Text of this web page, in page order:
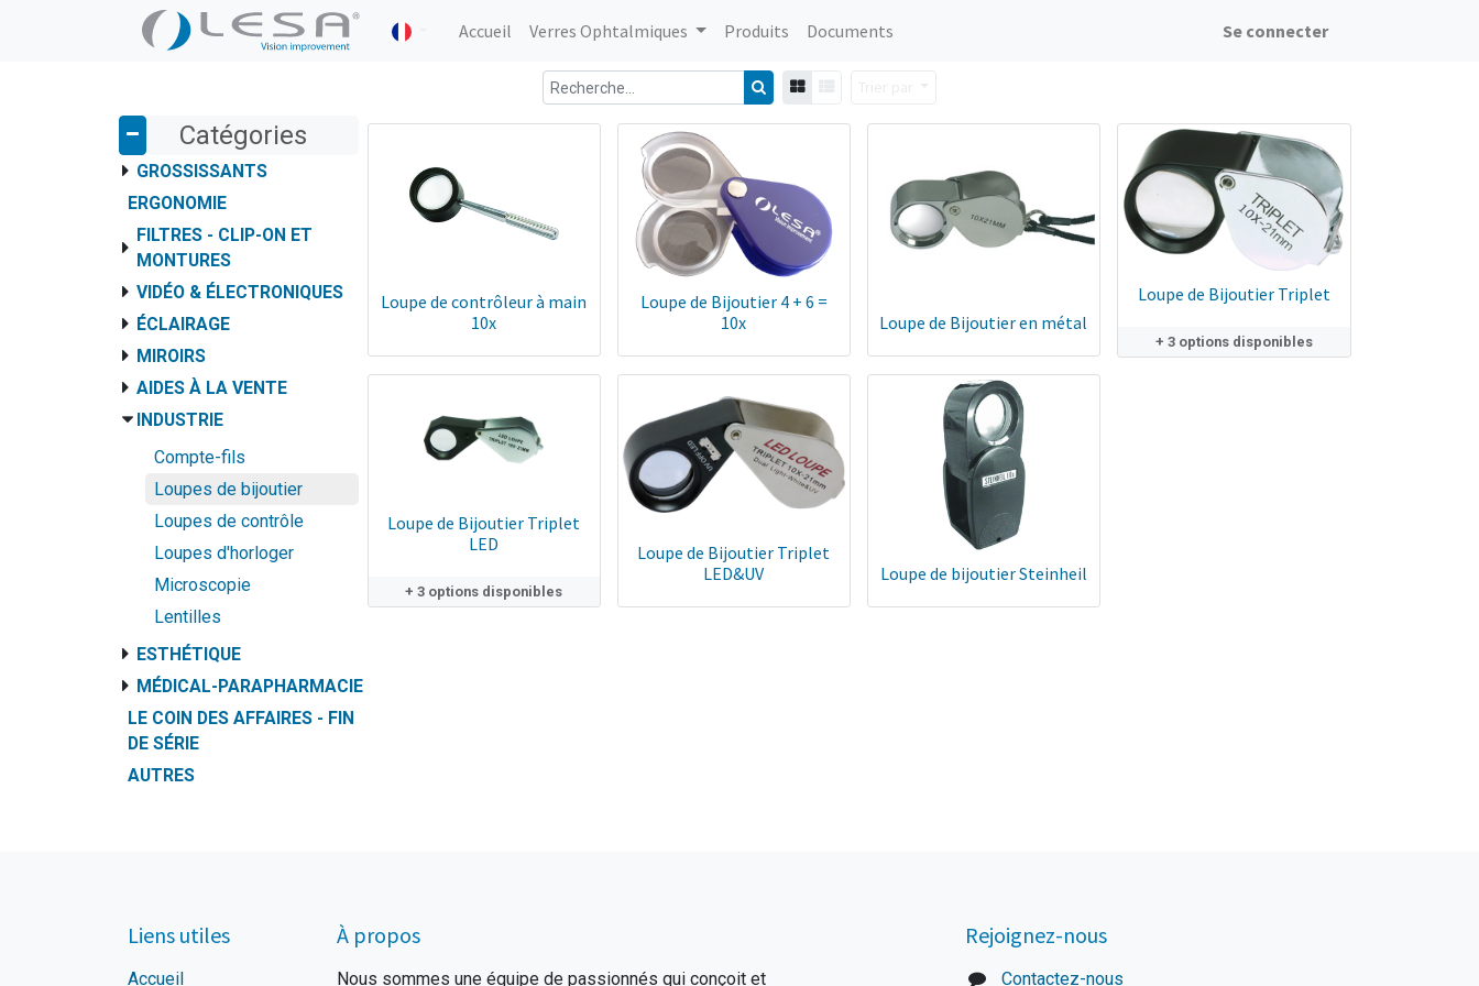
Accueil Verres Ophtalmiques Produits Documents Se connecter
Catégories
GROSSISSANTS
ERGONOMIE
FILTRES - CLIP-ON ET
MONTURES
VIDÉO & ÉLECTRONIQUES
ÉCLAIRAGE
MIROIRS
AIDES À LA VENTE
INDUSTRIE
Compte-fils
Loupes de bijoutier
Loupes de contrôle
Loupes d'horloger
Microscopie
Lentilles
ESTHÉTIQUE
MÉDICAL-PARAPHARMACIE
LE COIN DES AFFAIRES - FIN
DE SÉRIE
AUTRES
Loupe de contrôleur à main
10x
Loupe de Bijoutier 4 + 6 =
10x
Loupe de Bijoutier en métal
Loupe de Bijoutier Triplet
+ 3 options disponibles
Loupe de Bijoutier Triplet
LED
+ 3 options disponibles
Loupe de Bijoutier Triplet
LED&UV
Loupe de bijoutier Steinheil
Liens utiles
Accueil
À propos
Nous sommes une équipe de passionnés qui conçoit et
Rejoignez-nous
Contactez-nous